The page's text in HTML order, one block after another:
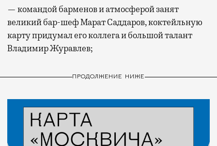
— командой барменов и атмосферой занят
великий бар-шеф Марат Саддаров, коктейльную
карту придумал его коллега и большой талант
Владимир Журавлев;
ПРОДОЛЖЕНИЕ НИЖЕ